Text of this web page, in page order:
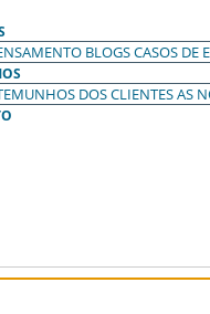
BLOGSCASOS DE
DOS CLIENTESAS